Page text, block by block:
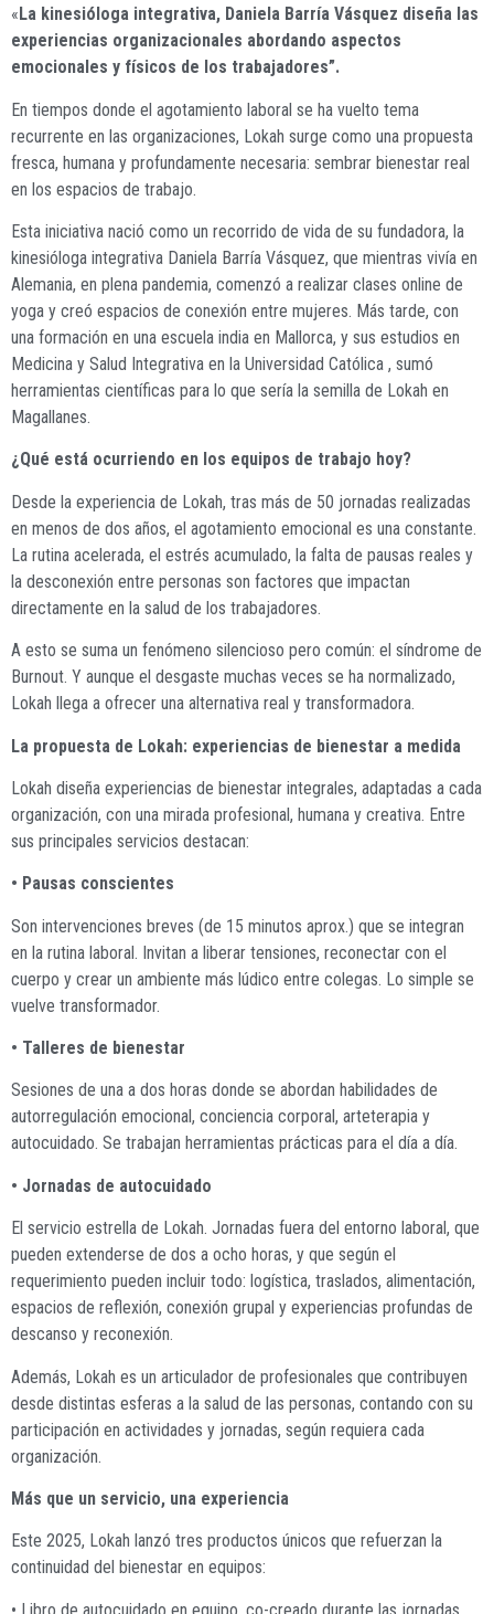
« La kinesióloga integrativa, Daniela Barría Vásquez diseña las
experiencias organizacionales abordando aspectos
emocionales y físicos de los trabajadores”.
En tiempos donde el agotamiento laboral se ha vuelto tema
recurrente en las organizaciones, Lokah surge como una propuesta
fresca, humana y profundamente necesaria: sembrar bienestar real
en los espacios de trabajo.
Esta iniciativa nació como un recorrido de vida de su fundadora, la
kinesióloga integrativa Daniela Barría Vásquez, que mientras vivía en
Alemania, en plena pandemia, comenzó a realizar clases online de
yoga y creó espacios de conexión entre mujeres. Más tarde, con
una formación en una escuela india en Mallorca, y sus estudios en
Medicina y Salud Integrativa en la Universidad Católica , sumó
herramientas científicas para lo que sería la semilla de Lokah en
Magallanes.
¿Qué está ocurriendo en los equipos de trabajo hoy?
Desde la experiencia de Lokah, tras más de 50 jornadas realizadas
en menos de dos años, el agotamiento emocional es una constante.
La rutina acelerada, el estrés acumulado, la falta de pausas reales y
la desconexión entre personas son factores que impactan
directamente en la salud de los trabajadores.
A esto se suma un fenómeno silencioso pero común: el síndrome de
Burnout. Y aunque el desgaste muchas veces se ha normalizado,
Lokah llega a ofrecer una alternativa real y transformadora.
La propuesta de Lokah: experiencias de bienestar a medida
Lokah diseña experiencias de bienestar integrales, adaptadas a cada
organización, con una mirada profesional, humana y creativa. Entre
sus principales servicios destacan:
• Pausas conscientes
Son intervenciones breves (de 15 minutos aprox.) que se integran
en la rutina laboral. Invitan a liberar tensiones, reconectar con el
cuerpo y crear un ambiente más lúdico entre colegas. Lo simple se
vuelve transformador.
• Talleres de bienestar
Sesiones de una a dos horas donde se abordan habilidades de
autorregulación emocional, conciencia corporal, arteterapia y
autocuidado. Se trabajan herramientas prácticas para el día a día.
• Jornadas de autocuidado
El servicio estrella de Lokah. Jornadas fuera del entorno laboral, que
pueden extenderse de dos a ocho horas, y que según el
requerimiento pueden incluir todo: logística, traslados, alimentación,
espacios de reflexión, conexión grupal y experiencias profundas de
descanso y reconexión.
Además, Lokah es un articulador de profesionales que contribuyen
desde distintas esferas a la salud de las personas, contando con su
participación en actividades y jornadas, según requiera cada
organización.
Más que un servicio, una experiencia
Este 2025, Lokah lanzó tres productos únicos que refuerzan la
continuidad del bienestar en equipos: